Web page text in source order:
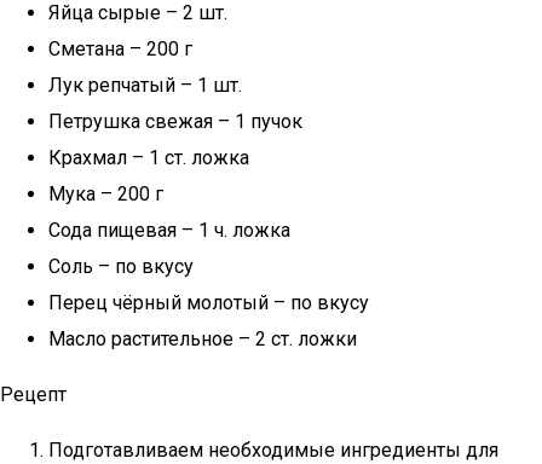
Яйца сырые – 2 шт.
Сметана – 200 г
Лук репчатый – 1 шт.
Петрушка свежая – 1 пучок
Крахмал – 1 ст. ложка
Мука – 200 г
Сода пищевая – 1 ч. ложка
Соль – по вкусу
Перец чёрный молотый – по вкусу
Масло растительное – 2 ст. ложки
Рецепт
Подготавливаем необходимые ингредиенты для